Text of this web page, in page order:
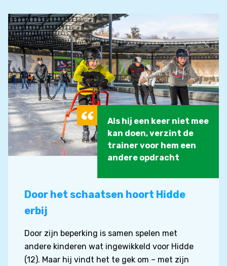
Als hij een keer niet mee
kan doen, verzint de
trainer voor hem een
andere opdracht
Door het schaatsen hoort Hidde
erbij
Door zijn beperking is samen spelen met
andere kinderen wat ingewikkeld voor Hidde
(12). Maar hij vindt het te gek om – met zijn